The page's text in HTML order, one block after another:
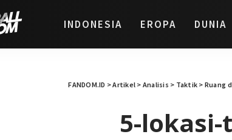
INDONESIA EROPA DUNIA
FANDOM.ID >Artikel > Analisis > Taktik > Ruang
5-